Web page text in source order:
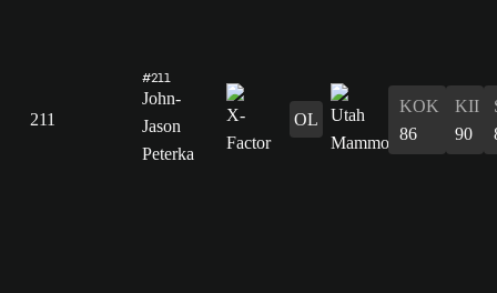
211
#211
John-
Jason
Peterka
OL
KOK
86
KII
90